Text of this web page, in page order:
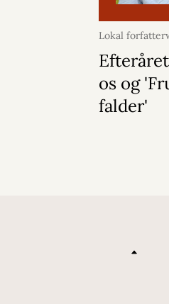
Lokal
oktober 2025
os og
falder'